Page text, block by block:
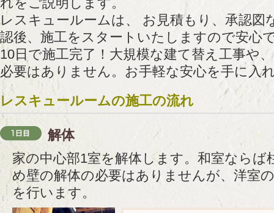
レスキュールームは、 お見積もり、承認図
認後、施工をスタートいたしますので安心
10日で施工完了！大規模な建て替え工事や
必要はありません。お手軽な安心を手に入
レスキュールームの施工の流れ
解体
家の中心部1室を解体します。和室ならば
め壁の解体の必要はありませんが、洋室
を行います。